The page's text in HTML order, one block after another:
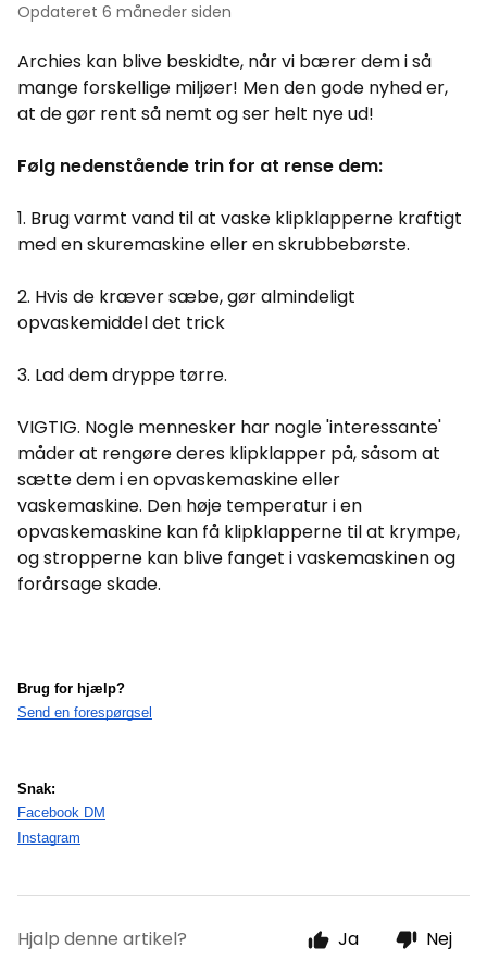
Opdateret 6 måneder siden
Archies kan blive beskidte, når vi bærer dem i så
mange forskellige miljøer! Men den gode nyhed er,
at de gør rent så nemt og ser helt nye ud!
Følg nedenstående trin for at rense dem:
1. Brug varmt vand til at vaske klipklapperne kraftigt
med en skuremaskine eller en skrubbebørste.
2. Hvis de kræver sæbe, gør almindeligt
opvaskemiddel det trick
3. Lad dem dryppe tørre.
VIGTIG. Nogle mennesker har nogle 'interessante'
måder at rengøre deres klipklapper på, såsom at
sætte dem i en opvaskemaskine eller
vaskemaskine. Den høje temperatur i en
opvaskemaskine kan få klipklapperne til at krympe,
og stropperne kan blive fanget i vaskemaskinen og
forårsage skade.
Brug for hjælp?
Send en forespørgsel
Snak:
Facebook DM
Instagram
Hjalp denne artikel? Ja Nej